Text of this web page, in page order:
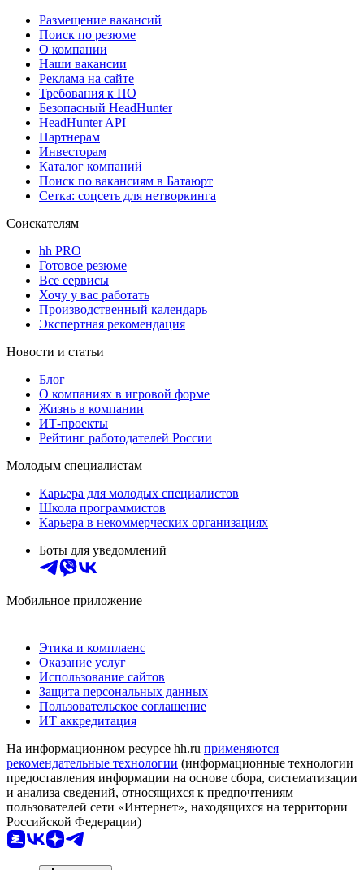
Размещение вакансий
Поиск по резюме
О компании
Наши вакансии
Реклама на сайте
Требования к ПО
Безопасный HeadHunter
HeadHunter API
Партнерам
Инвесторам
Каталог компаний
Поиск по вакансиям в Батаюрт
Сетка: соцсеть для нетворкинга
Соискателям
hh PRO
Готовое резюме
Все сервисы
Хочу у вас работать
Производственный календарь
Экспертная рекомендация
Новости и статьи
Блог
О компаниях в игровой форме
Жизнь в компании
ИТ-проекты
Рейтинг работодателей России
Молодым специалистам
Карьера для молодых специалистов
Школа программистов
Карьера в некоммерческих организациях
Боты для уведомлений
Мобильное приложение
Этика и комплаенс
Оказание услуг
Использование сайтов
Защита персональных данных
Пользовательское соглашение
ИТ аккредитация
На информационном ресурсе hh.ru применяются
рекомендательные технологии (информационные технологии
предоставления информации на основе сбора, систематизации
и анализа сведений, относящихся к предпочтениям
пользователей сети «Интернет», находящихся на территории
Российской Федерации)